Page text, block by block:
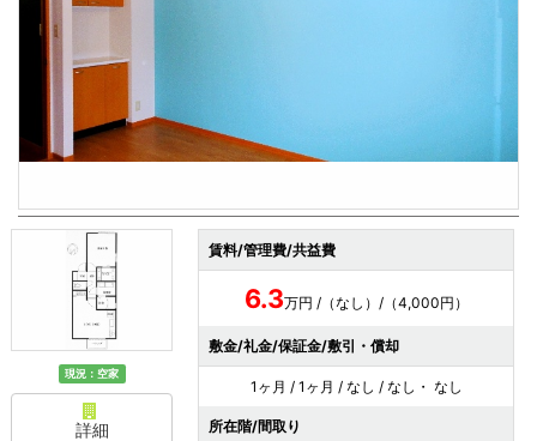
現況：空家
詳細
賃料/管理費/共益費
6.3万円 /（なし）/（4,000円）
敷金/礼金/保証金/敷引・償却
1ヶ月 / 1ヶ月 / なし / なし・ なし
所在階/間取り